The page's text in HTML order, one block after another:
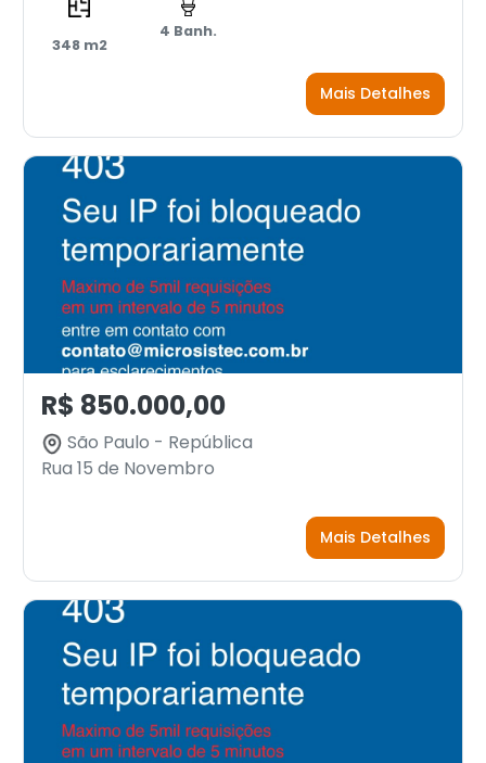
348 m2
4 Banh.
Mais Detalhes
R$ 850.000,00
São Paulo - República
Rua 15 de Novembro
Mais Detalhes